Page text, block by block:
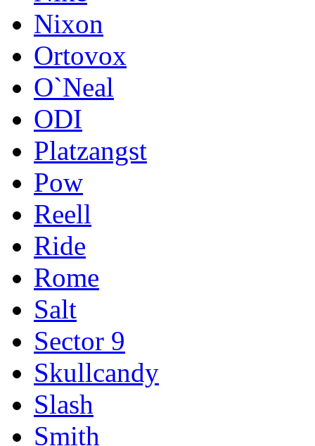
Nixon
Ortovox
O`Neal
ODI
Platzangst
Pow
Reell
Ride
Rome
Salt
Sector 9
Skullcandy
Slash
Smith